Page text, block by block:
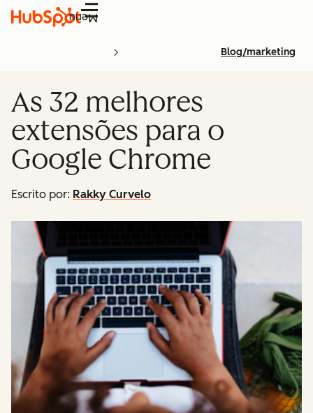
Menu
Blog/marketing
As 32 melhores
extensões para o
Google Chrome
Escrito por: Rakky Curvelo